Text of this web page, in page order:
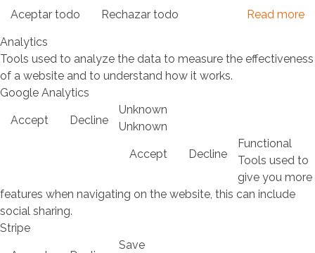
Aceptar todo Rechazar todo Read more
Analytics
Tools used to analyze the data to measure the effectiveness
of a website and to understand how it works.
Google Analytics
Accept Decline
Unknown
Unknown
Accept Decline
Functional
Tools used to
give you more
features when navigating on the website, this can include
social sharing.
Stripe
Save